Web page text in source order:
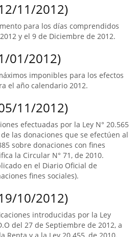
11/2012)
para los días comprendidos
y el 9 de Diciembre de 2012.
01/2012)
imponibles para los efectos
el año calendario 2012.
11/2012)
efectuadas por la Ley N° 20.565
las donaciones que se efectúen al
sobre donaciones con fines
la Circular N° 71, de 2010.
en el Diario Oficial de
fines sociales).
10/2012)
introducidas por la Ley
del 27 de Septiembre de 2012, a